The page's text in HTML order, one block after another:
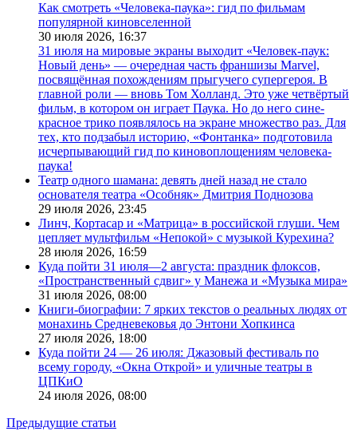
Как смотреть «Человека-паука»: гид по фильмам
популярной киновселенной
30 июля 2026, 16:37
31 июля на мировые экраны выходит «Человек-паук:
Новый день» — очередная часть франшизы Marvel,
посвящённая похождениям прыгучего супергероя. В
главной роли — вновь Том Холланд. Это уже четвёртый
фильм, в котором он играет Паука. Но до него сине-
красное трико появлялось на экране множество раз. Для
тех, кто подзабыл историю, «Фонтанка» подготовила
исчерпывающий гид по киновоплощениям человека-
паука!
Театр одного шамана: девять дней назад не стало
основателя театра «Особняк» Дмитрия Поднозова
29 июля 2026, 23:45
Линч, Кортасар и «Матрица» в российской глуши. Чем
цепляет мультфильм «Непокой» с музыкой Курехина?
28 июля 2026, 16:59
Куда пойти 31 июля—2 августа: праздник флоксов,
«Пространственный сдвиг» у Манежа и «Музыка мира»
31 июля 2026, 08:00
Книги-биографии: 7 ярких текстов о реальных людях от
монахинь Средневековья до Энтони Хопкинса
27 июля 2026, 18:00
Куда пойти 24 — 26 июля: Джазовый фестиваль по
всему городу, «Окна Открой» и уличные театры в
ЦПКиО
24 июля 2026, 08:00
Предыдущие статьи